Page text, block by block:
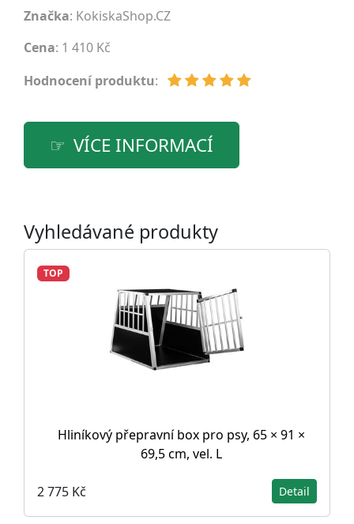
Značka: KokiskaShop.CZ
Cena: 1 410 Kč
Hodnocení produktu:
VÍCE INFORMACÍ
Vyhledávané produkty
TOP
Hliníkový přepravní box pro psy, 65 × 91 ×
69,5 cm, vel. L
2 775 Kč Detail